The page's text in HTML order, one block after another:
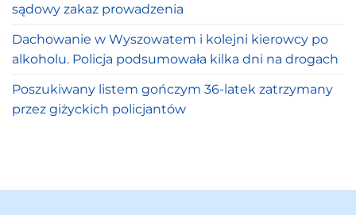
sądowy zakaz prowadzenia
Dachowanie w Wyszowatem i kolejni kierowcy po
alkoholu. Policja podsumowała kilka dni na drogach
Poszukiwany listem gończym 36-latek zatrzymany
przez giżyckich policjantów